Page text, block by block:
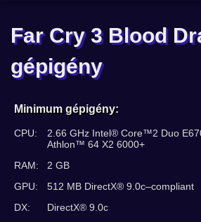
Far Cry 3 Blood
gépigény
Minimum gépigény:
CPU:
2.66 GHz Intel® Core™2 Duo
Athlon™ 64 X2 6000+
RAM:
2 GB
GPU:
512 MB DirectX® 9.0c–compliant
DX:
DirectX® 9.0c